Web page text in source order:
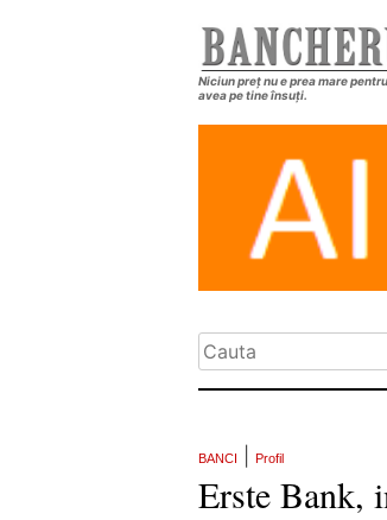
Niciun preț nu e prea mare
avea pe tine însuți.
BANCI Profil
Erste Bank,